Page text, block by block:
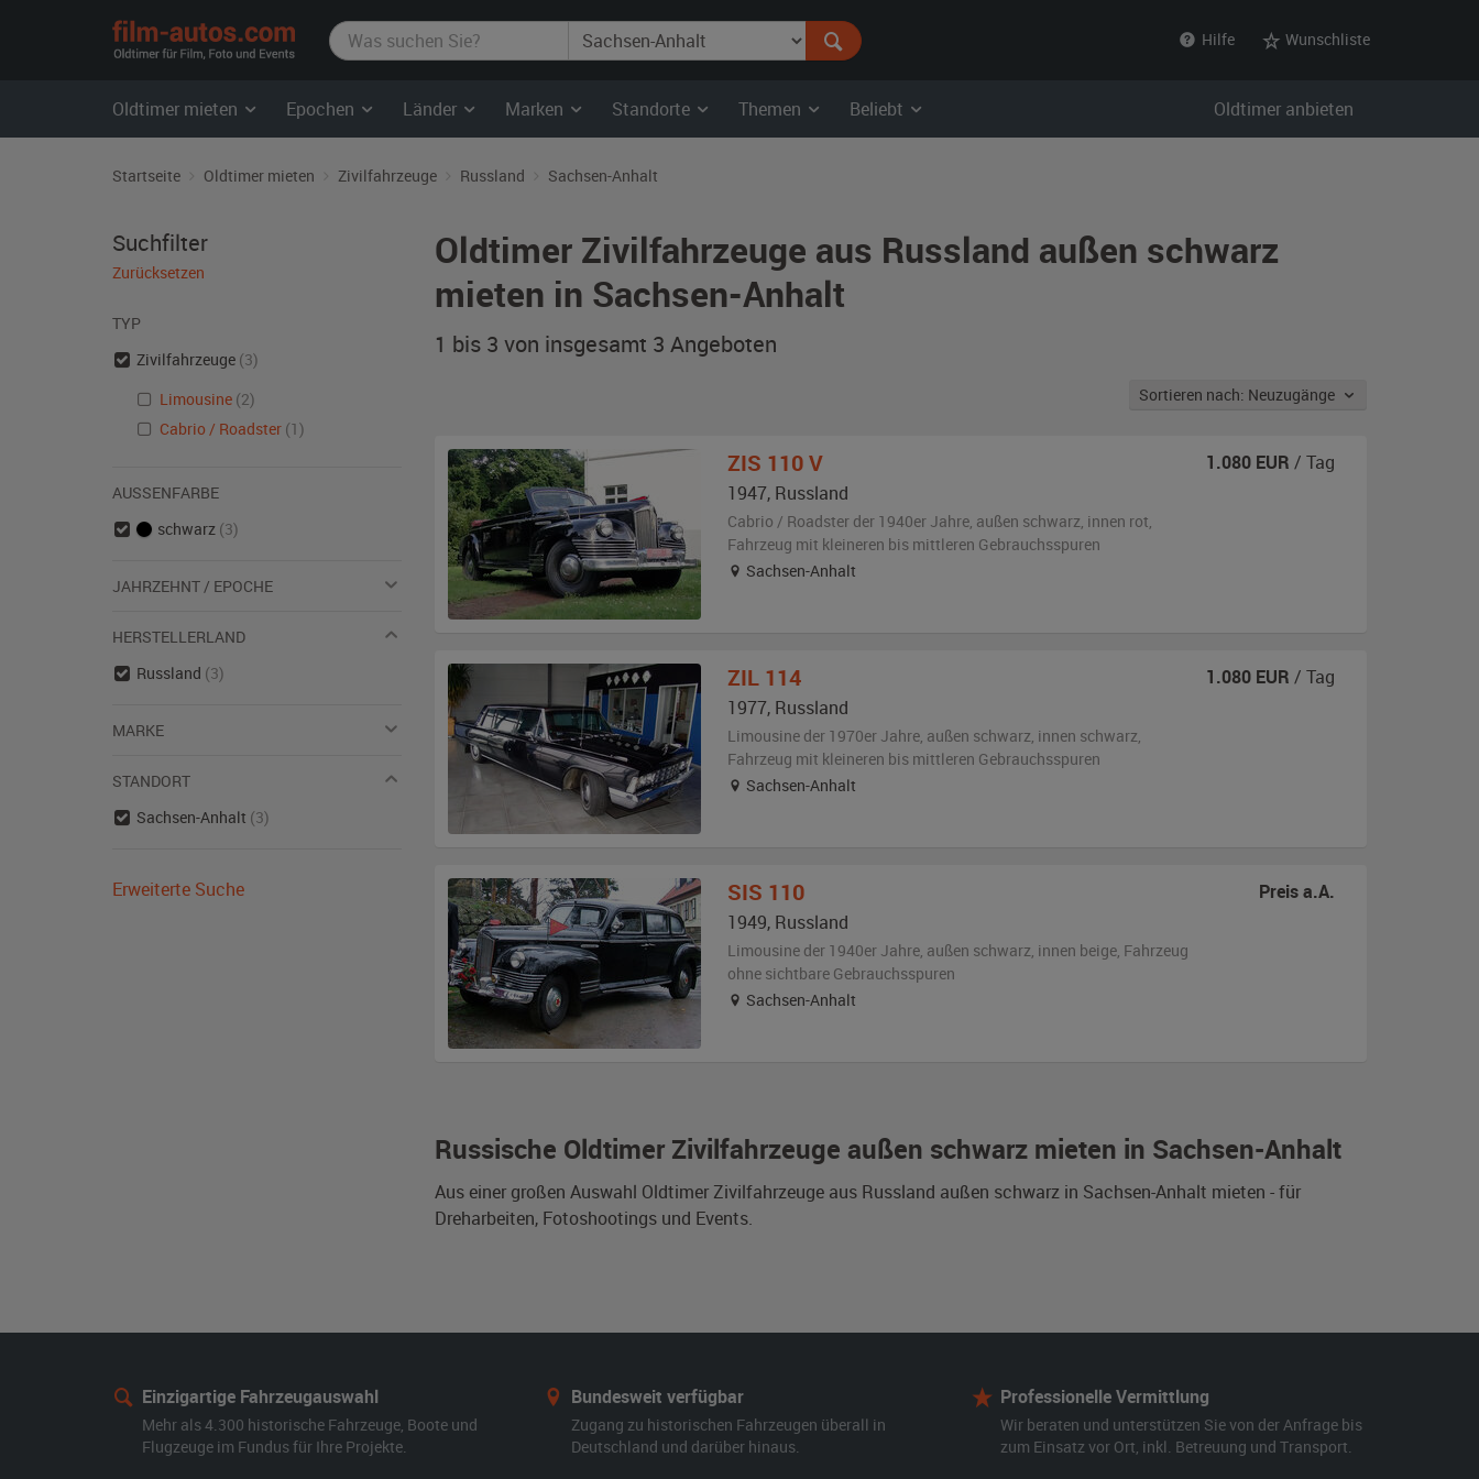
film-
autos.com
Hilfe Wunschliste
Oldtimer mieten Epochen Länder Marken Standorte Themen Beliebt Oldtimer anbieten
Startseite Oldtimer mieten Zivilfahrzeuge Russland Sachsen-Anhalt
Oldtimer Zivilfahrzeuge aus Russland außen schwarz
mieten in Sachsen-Anhalt
1 bis 3 von insgesamt 3 Angeboten
Sortieren nach: Neuzugänge
Russische Oldtimer Zivilfahrzeuge außen schwarz mieten in Sachsen-Anhalt
Aus einer großen Auswahl Oldtimer Zivilfahrzeuge aus Russland außen schwarz in Sachsen-Anhalt mieten - für
Dreharbeiten, Fotoshootings und Events.
ZIS 110 V
1947, Russland
Cabrio / Roadster der 1940er Jahre, außen schwarz, innen rot,
Fahrzeug mit kleineren bis mittleren Gebrauchsspuren
Sachsen-Anhalt
1.080 EUR / Tag
ZIL 114
1977, Russland
Limousine der 1970er Jahre, außen schwarz, innen schwarz,
Fahrzeug mit kleineren bis mittleren Gebrauchsspuren
Sachsen-Anhalt
1.080 EUR / Tag
SIS 110
1949, Russland
Limousine der 1940er Jahre, außen schwarz, innen beige, Fahrzeug
ohne sichtbare Gebrauchsspuren
Sachsen-Anhalt
Preis a.A.
Suchfilter
Zurücksetzen
TYP
Zivilfahrzeuge (3)
Limousine (2)
Cabrio / Roadster (1)
AUSSENFARBE
schwarz (3)
JAHRZEHNT / EPOCHE
HERSTELLERLAND
Russland (3)
MARKE
STANDORT
Sachsen-Anhalt (3)
Erweiterte Suche
Einzigartige Fahrzeugauswahl
Mehr als 4.300 historische Fahrzeuge, Boote und
Flugzeuge im Fundus für Ihre Projekte.
Bundesweit verfügbar
Zugang zu historischen Fahrzeugen überall in
Deutschland und darüber hinaus.
Professionelle Vermittlung
Wir beraten und unterstützen Sie von der Anfrage bis
zum Einsatz vor Ort, inkl. Betreuung und Transport.